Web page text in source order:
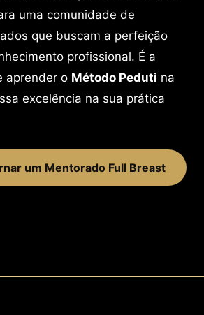
uma comunidade de
que buscam a perfeição
profissional. É a
aprender o Método Peduti na
excelência na sua prática
um Mentorado Full Breast